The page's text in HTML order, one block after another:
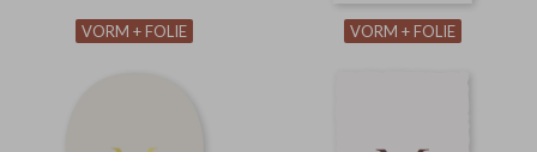
VORM + FOLIE VORM + FOLIE